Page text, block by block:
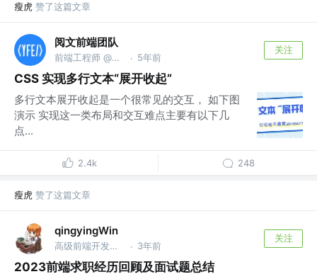
瘦虎 赞了这篇文章
阅文前端团队
前端工程师 @上海阅文信息技术有限公司 · 5年前
关注
CSS 实现多行文本“展开收起”
多行文本展开收起是一个很常见的交互， 如下图
演示 实现这一类布局和交互难点主要有以下几
点...
2.4k 248
瘦虎 赞了这篇文章
qingyingWin
高级前端开发工程师 · 3年前
关注
2023前端求职经历回顾及面试题总结